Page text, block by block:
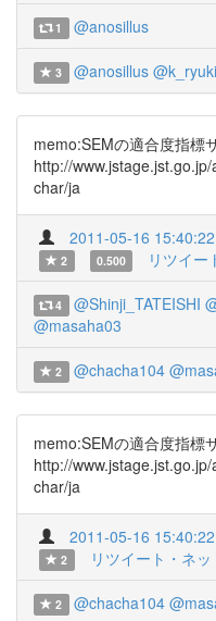
1 @anosillus
3 @anosillus
memo:SEMの適合度指標
http://
char/ja
2011-05-16 15:40:22
2
0.500 リツイー
4 @Shinji_TATEISHI
@masaha03
2 @chacha104
memo:SEMの適合度指標
http://
char/ja
2011-05-16 15:40:22
2
リツイート・ネ
2 @chacha104